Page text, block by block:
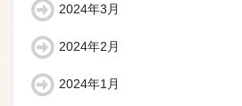
2024年3月
2024年2月
2024年1月